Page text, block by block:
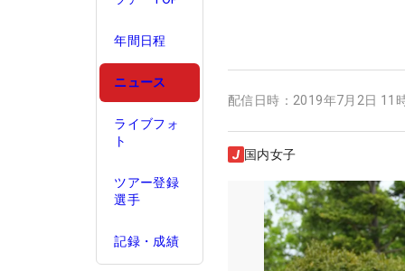
年間日程
ニュース
ライブフォ
ト
ツアー登録
選手
記録・成績
配信日時： 2019年7月2日 11
国内女子